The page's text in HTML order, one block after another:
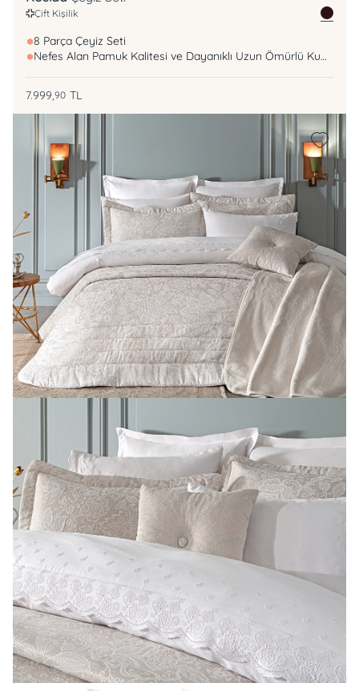
Çift Kişilik
8 Parça Çeyiz Seti
Nefes Alan Pamuk Kalitesi ve Dayanıklı Uzun Ömürlü Kumaş
7.999,90 TL